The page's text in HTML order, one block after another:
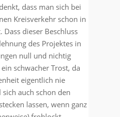
dass man sich bei
Kreisverkehr schon in
dieser Beschluss
des Projektes in
null und nichtig
schwacher Trost, da
eigentlich nie
auch schon den
lassen, wenn ganz